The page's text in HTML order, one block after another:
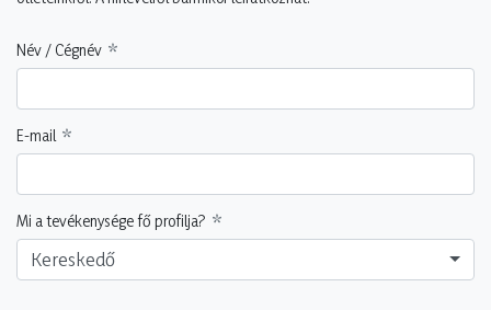
Név / Cégnév
E-mail
Mi a tevékenysége fő profilja?
Kereskedő